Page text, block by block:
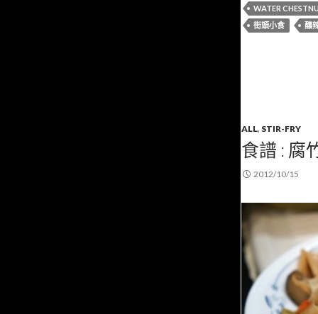
WATER
街頭小食
釀
ALL, STIR-FRY
食譜 : 腐
2012/10/15